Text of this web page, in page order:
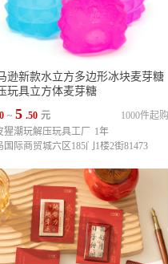
逊新款水立方多边形冰块麦芽糖
玩具立方体麦芽糖
~ 5 .50 元
1000件起购
猩潮玩解压玩具工厂
1年
国际商贸城六区185门1楼2街81473